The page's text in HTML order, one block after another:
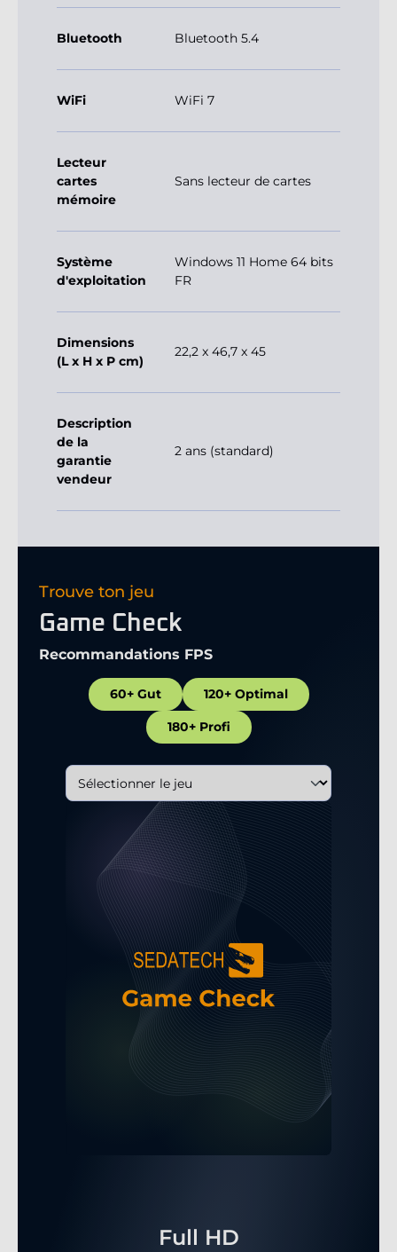
Bluetooth Bluetooth 5.4
WiFi WiFi 7
Lecteur
cartes
mémoire
Sans lecteur de cartes
Système
d'exploitation
Windows 11 Home 64 bits
FR
Dimensions
(L x H x P cm)
22,2 x 46,7 x 45
Description
de la
garantie
vendeur
2 ans (standard)
Trouve ton jeu
Game Check
Recommandations FPS
60+ Gut 120+ Optimal
180+ Profi
Full HD